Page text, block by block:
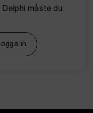
måste du
in